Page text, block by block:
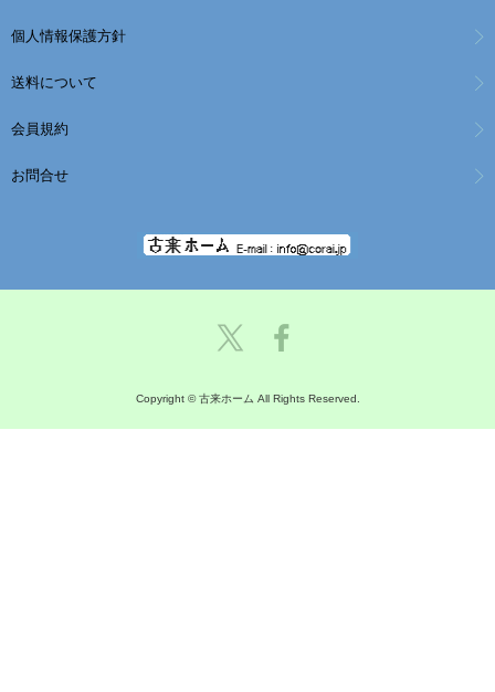
個人情報保護方針
送料について
会員規約
お問合せ
Copyright © 古来ホーム All Rights Reserved.